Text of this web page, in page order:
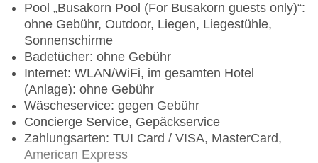
Pool „Busakorn Pool (For Busakorn guests only)“:
ohne Gebühr, Outdoor, Liegen, Liegestühle,
Sonnenschirme
Badetücher: ohne Gebühr
Internet: WLAN/WiFi, im gesamten Hotel
(Anlage): ohne Gebühr
Wäscheservice: gegen Gebühr
Concierge Service, Gepäckservice
Zahlungsarten: TUI Card / VISA, MasterCard,
American Express